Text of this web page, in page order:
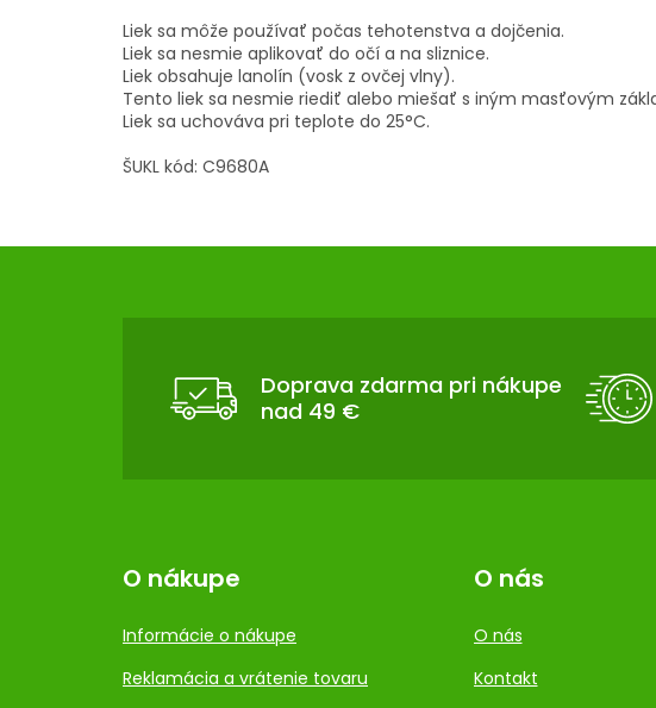
Liek sa môže používať počas tehotenstva a dojčenia.
Liek sa nesmie aplikovať do očí a na sliznice.
Liek obsahuje lanolín (vosk z ovčej vlny).
Tento liek sa nesmie riediť alebo miešať s iným masťovým
Liek sa uchováva pri teplote do 25°C.
ŠUKL kód: C9680A
Doprava zdarma pri nákupe
nad 49 €
O nákupe
Informácie o nákupe
Reklamácia a vrátenie tovaru
O nás
O nás
Kontakt